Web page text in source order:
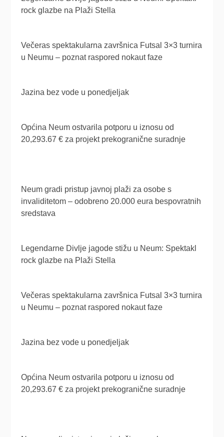
rock glazbe na Plaži Stella
Večeras spektakularna završnica Futsal 3×3 turnira
u Neumu – poznat raspored nokaut faze
Jazina bez vode u ponedjeljak
Općina Neum ostvarila potporu u iznosu od
20,293.67 € za projekt prekogranične suradnje
Neum gradi pristup javnoj plaži za osobe s
invaliditetom – odobreno 20.000 eura bespovratnih
sredstava
Legendarne Divlje jagode stižu u Neum: Spektakl
rock glazbe na Plaži Stella
Večeras spektakularna završnica Futsal 3×3 turnira
u Neumu – poznat raspored nokaut faze
Jazina bez vode u ponedjeljak
Općina Neum ostvarila potporu u iznosu od
20,293.67 € za projekt prekogranične suradnje